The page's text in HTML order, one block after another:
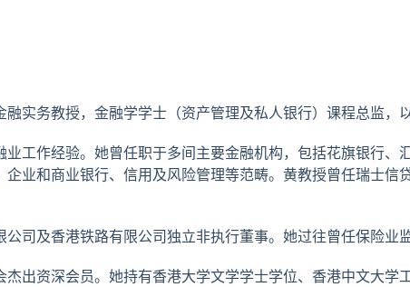
实务教授，金融学学士（资产管理及私人银行）课程总监，
工作经验。她曾任职于多间主要金融机构，包括花旗银行
业和商业银行、信用及风险管理等范畴。黄教授曾任瑞士
司及香港铁路有限公司独立非执行董事。她过往曾任保险业
出资深会员。她持有香港大学文学学士学位、香港中文大